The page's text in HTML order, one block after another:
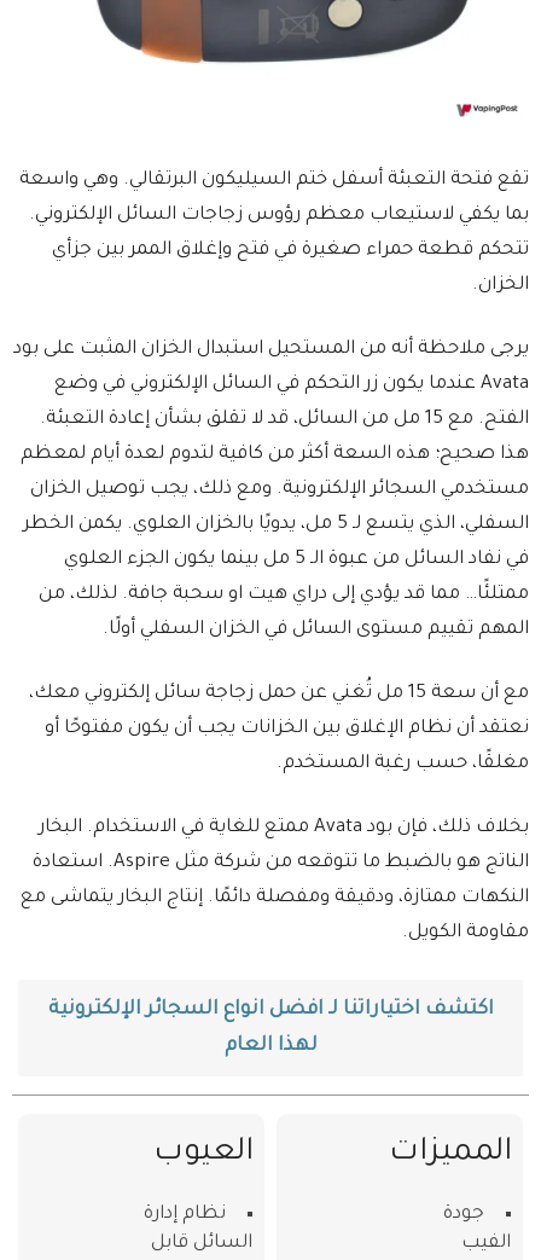
تقع فتحة التعبئة أسفل ختم السيليكون البرتقالي. وهي واسعة
بما يكفي لاستيعاب معظم رؤوس زجاجات السائل الإلكتروني.
تتحكم قطعة حمراء صغيرة في فتح وإغلاق الممر بين جزأي
الخزان.
يرجى ملاحظة أنه من المستحيل استبدال الخزان المثبت على بود
Avata عندما يكون زر التحكم في السائل الإلكتروني في وضع
الفتح. مع 15 مل من السائل، قد لا تقلق بشأن إعادة التعبئة.
هذا صحيح؛ هذه السعة أكثر من كافية لتدوم لعدة أيام لمعظم
مستخدمي السجائر الإلكترونية. ومع ذلك، يجب توصيل الخزان
السفلي، الذي يتسع لـ 5 مل، يدويًا بالخزان العلوي. يكمن الخطر
في نفاد السائل من عبوة الـ 5 مل بينما يكون الجزء العلوي
ممتلئًا… مما قد يؤدي إلى دراي هيت او سحبة جافة. لذلك، من
المهم تقييم مستوى السائل في الخزان السفلي أولًا.
مع أن سعة 15 مل تُغني عن حمل زجاجة سائل إلكتروني معك،
نعتقد أن نظام الإغلاق بين الخزانات يجب أن يكون مفتوحًا أو
مغلقًا، حسب رغبة المستخدم.
بخلاف ذلك، فإن بود Avata ممتع للغاية في الاستخدام. البخار
الناتج هو بالضبط ما تتوقعه من شركة مثل Aspire. استعادة
النكهات ممتازة، ودقيقة ومفصلة دائمًا. إنتاج البخار يتماشى مع
مقاومة الكويل.
اكتشف اختياراتنا لـ افضل انواع السجائر الإلكترونية
لهذا العام
المميزات
جودة
الفيب
العيوب
نظام إدارة
السائل قابل